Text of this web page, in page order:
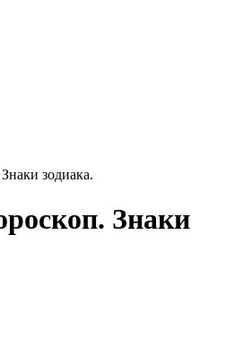
зодиака.
Знаки